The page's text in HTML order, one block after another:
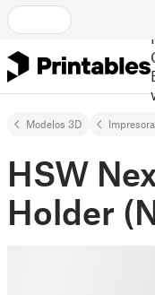
Modelos 3D
HSW
Holder